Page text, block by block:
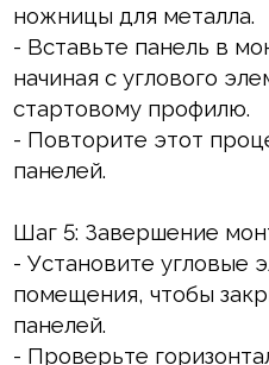
ножницы для металла.
- Вставьте панель в
начиная с углового
стартовому профилю.
- Повторите этот
панелей.
Шаг 5: Завершение
- Установите угловые
помещения, чтобы
панелей.
- Проверьте